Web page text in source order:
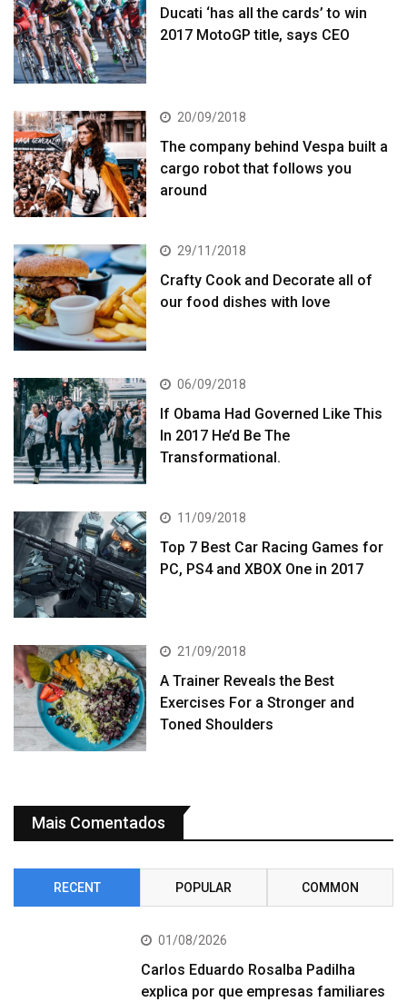
Ducati ‘has all the cards’ to win
2017 MotoGP title, says CEO
20/09/2018
The company behind Vespa built a
cargo robot that follows you
around
29/11/2018
Crafty Cook and Decorate all of
our food dishes with love
06/09/2018
If Obama Had Governed Like This
In 2017 He’d Be The
Transformational.
11/09/2018
Top 7 Best Car Racing Games for
PC, PS4 and XBOX One in 2017
21/09/2018
A Trainer Reveals the Best
Exercises For a Stronger and
Toned Shoulders
Mais Comentados
RECENT POPULAR COMMON
01/08/2026
Carlos Eduardo Rosalba Padilha
explica por que empresas familiares